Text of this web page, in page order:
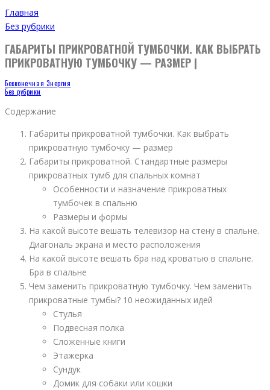
Главная
Без рубрики
ГАБАРИТЫ ПРИКРОВАТНОЙ ТУМБОЧКИ. КАК ВЫБРАТЬ
ПРИКРОВАТНУЮ ТУМБОЧКУ — РАЗМЕР |
Бесконечная Энергия
Без рубрики
Содержание
Габариты прикроватной тумбочки. Как выбрать
прикроватную тумбочку — размер
Габариты прикроватной. Стандартные размеры
прикроватных тумб для спальных комнат
Особенности и назначение прикроватных
тумбочек в спальню
Размеры и формы
На какой высоте вешать телевизор на стену в спальне.
Диагональ экрана и место расположения
На какой высоте вешать бра над кроватью в спальне.
Бра в спальне
Чем заменить прикроватную тумбочку. Чем заменить
прикроватные тумбы? 10 неожиданных идей
Стулья
Подвесная полка
Сложенные книги
Этажерка
Сундук
Домик для собаки или кошки